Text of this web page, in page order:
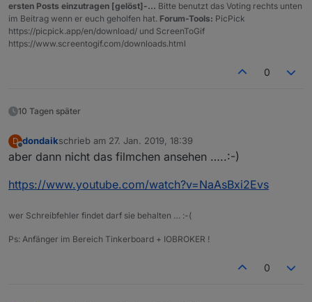
ersten Posts einzutragen [gelöst]-... Bitte benutzt das Voting rechts unten
im Beitrag wenn er euch geholfen hat. Forum-Tools: PicPick
https://picpick.app/en/download/ und ScreenToGif
https://www.screentogif.com/downloads.html
0
10 Tagen später
D
Offline
dondaikschrieb am 27. Jan. 2019, 18:39
zuletzt editiert von
aber dann nicht das filmchen ansehen …..:-)
https://www.youtube.com/watch?v=NaAsBxi2Evs
wer Schreibfehler findet darf sie behalten … :-(
Ps: Anfänger im Bereich Tinkerboard + IOBROKER !
0